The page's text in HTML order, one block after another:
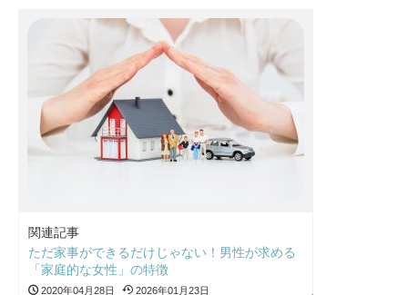
関連記事
ただ家事ができるだけじゃない！男性が求める
「家庭的な女性」の特徴
2020年04月28日 2026年01月23日